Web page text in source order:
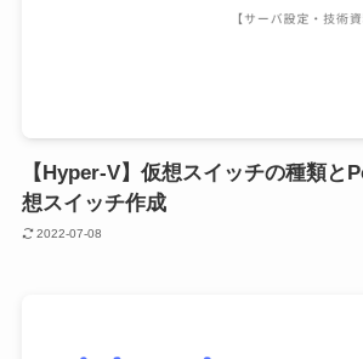
【Hyper-V】仮想スイッチの種類と
想スイッチ作成
2022-07-08